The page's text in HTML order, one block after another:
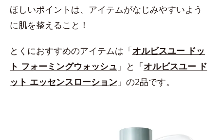
ほしいポイントは、アイテムがなじみやすいよう
に肌を整えること！
とくにおすすめのアイテムは「オルビスユー ドッ
ト フォーミングウォッシュ 」と「オルビスユー ド
ット エッセンスローション 」の2品です。